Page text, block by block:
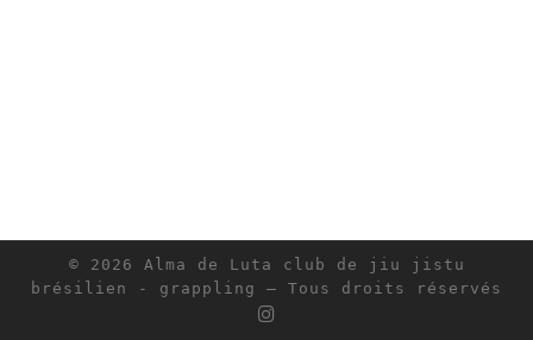
© 2026 Alma de Luta club de jiu jistu
brésilien - grappling
– Tous droits réservés